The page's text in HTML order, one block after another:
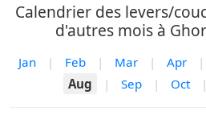
Calendrier des levers/
d'autres mois à
Jan | Feb | Mar | Apr |
Aug
| Sep | Oct |